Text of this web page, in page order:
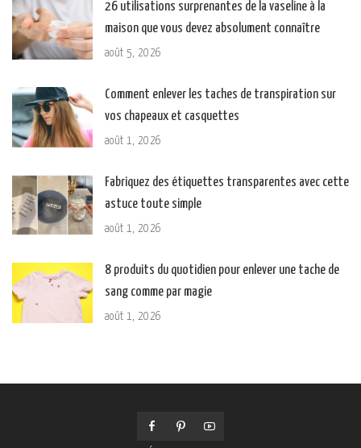
26 utilisations surprenantes de la vaseline à la
maison que vous devez absolument connaître
août 5, 2026
Comment enlever les taches de transpiration sur
vos chapeaux et casquettes
août 1, 2026
Fabriquez des étiquettes transparentes avec cette
astuce toute simple
août 1, 2026
8 produits du quotidien pour enlever une tache de
sang comme par magie
août 1, 2026